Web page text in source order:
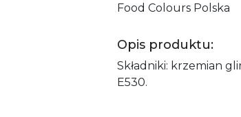
Food Colours Polska
Opis produktu:
Składniki: krzemian
E530.